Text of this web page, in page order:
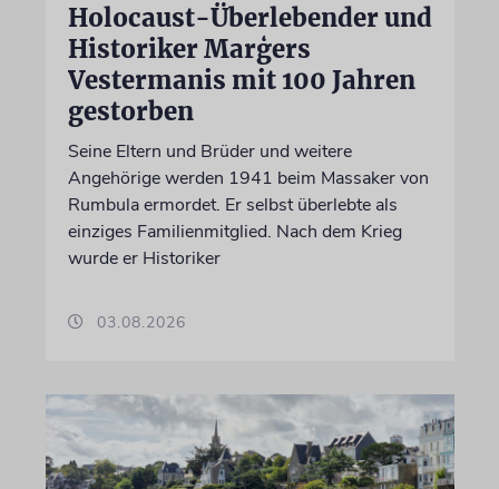
Holocaust-Überlebender und
Historiker Marģers
Vestermanis mit 100 Jahren
gestorben
Seine Eltern und Brüder und weitere
Angehörige werden 1941 beim Massaker von
Rumbula ermordet. Er selbst überlebte als
einziges Familienmitglied. Nach dem Krieg
wurde er Historiker
03.08.2026